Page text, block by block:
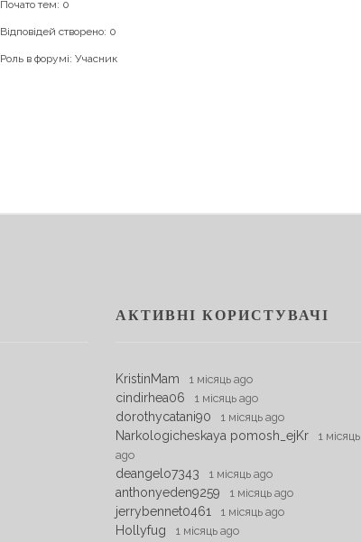
Почато тем: 0
Відповідей створено: 0
Роль в форумі: Учасник
АКТИВНІ КОРИСТУВАЧІ
KristinMam 1 місяць ago
cindirhea06 1 місяць ago
dorothycatani90 1 місяць ago
Narkologicheskaya pomosh_ejKr
1 місяць
ago
deangelo7343 1 місяць ago
anthonyeden9259 1 місяць ago
jerrybennet0461 1 місяць ago
Hollyfug 1 місяць ago